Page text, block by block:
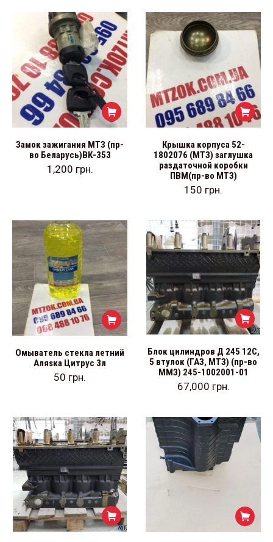
Замок зажигания МТЗ (пр-
во Беларусь)ВК-353
1,200 грн.
Крышка корпуса 52-
1802076 (МТЗ) заглушка
раздаточной коробки
ПВМ(пр-во МТЗ)
150 грн.
Омыватель стекла летний
Aляsка Цитрус 3л
50 грн.
Блок цилиндров Д 245 12С,
5 втулок (ГАЗ, МТЗ) (пр-во
ММЗ) 245-1002001-01
67,000 грн.